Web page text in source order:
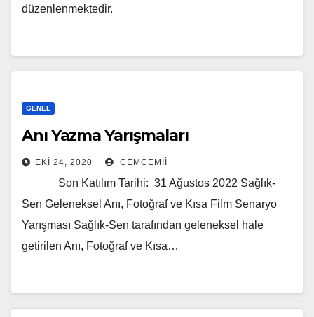
düzenlenmektedir.
GENEL
Anı Yazma Yarışmaları
EKI 24, 2020 CEMCEMII
Son Katılım Tarihi: 31 Ağustos 2022 Sağlık-
Sen Geleneksel Anı, Fotoğraf ve Kısa Film Senaryo
Yarışması Sağlık-Sen tarafından geleneksel hale
getirilen Anı, Fotoğraf ve Kısa…